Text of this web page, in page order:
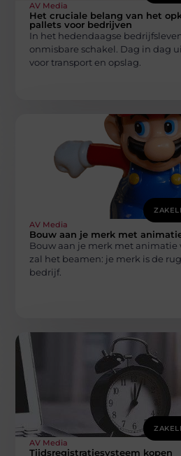
AV Media
Het cruciale belang van het
pallets voor bedrijven
In het hedendaagse
onmisbare schakel. Dag in dag
voor transport en opslag.
AV Media
Bouw aan je merk met
Bouw aan je merk met animatie
zal het beamen: je merk is de
bedrijf.
AV Media
Tijdsregistratiesysteem kopen